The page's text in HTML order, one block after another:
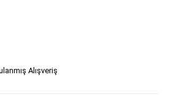
Alışveriş